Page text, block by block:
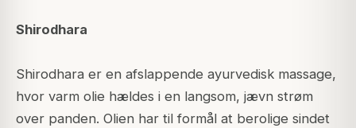
Shirodhara
Shirodhara er en afslappende ayurvedisk massage,
hvor varm olie hældes i en langsom, jævn strøm
over panden. Olien har til formål at berolige sindet